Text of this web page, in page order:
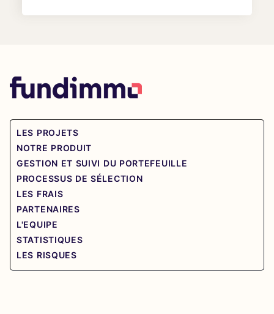
LES PROJETS
NOTRE PRODUIT
GESTION ET SUIVI DU PORTEFEUILLE
PROCESSUS DE SÉLECTION
LES FRAIS
PARTENAIRES
L'EQUIPE
STATISTIQUES
LES RISQUES